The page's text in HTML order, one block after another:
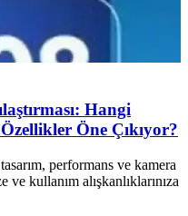
Hangi
Öne Çıkıyor?
performans ve kamera
ve kullanım alışkanlıklarınıza